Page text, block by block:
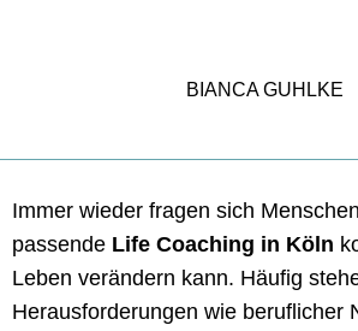
BIANCA GUHLKE
Immer wieder fragen sich
passende Life Coaching in Köln
Leben verändern kann. Häufig
Herausforderungen wie beruflicher